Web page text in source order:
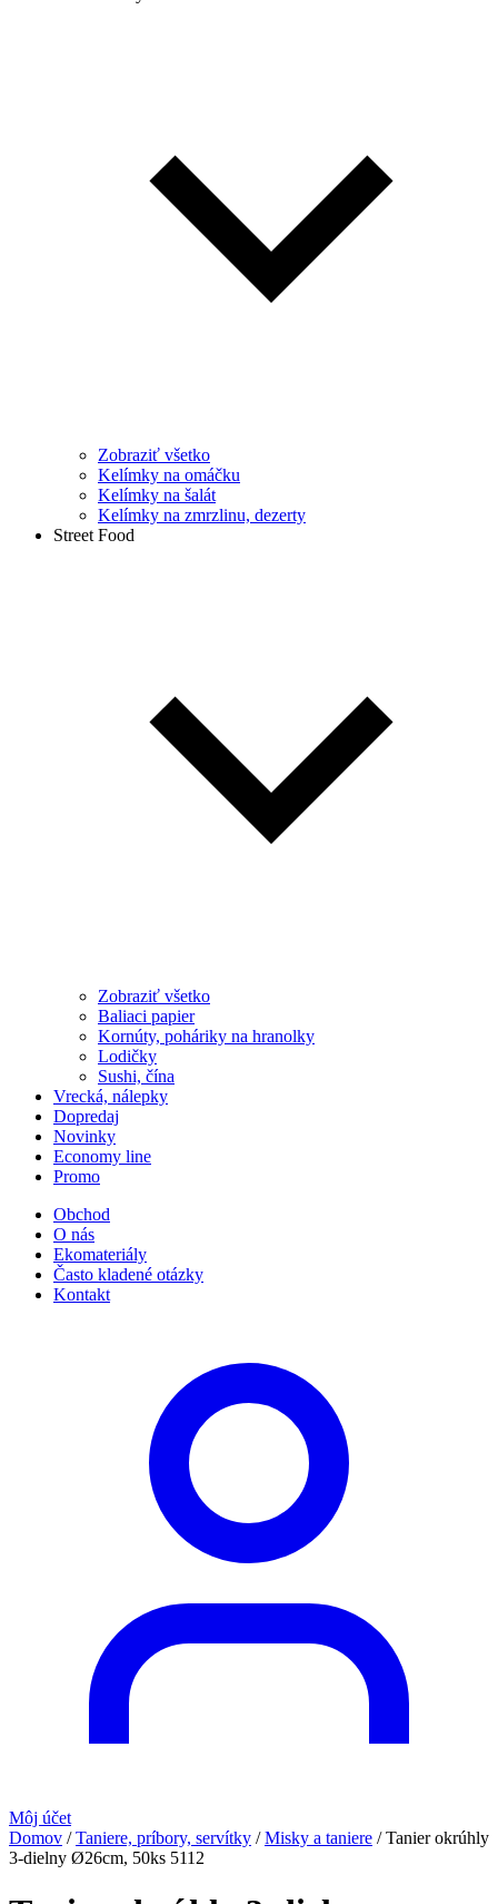
Zobraziť všetko
Kelímky na omáčku
Kelímky na šalát
Kelímky na zmrzlinu, dezerty
Street Food
Zobraziť všetko
Baliaci papier
Kornúty, poháriky na hranolky
Lodičky
Sushi, čína
Vrecká, nálepky
Dopredaj
Novinky
Economy line
Promo
Obchod
O nás
Ekomateriály
Často kladené otázky
Kontakt
Môj účet
Domov /Taniere, príbory, servítky /Misky a taniere /Tanier okrúhly
3-dielny Ø26cm, 50ks 5112